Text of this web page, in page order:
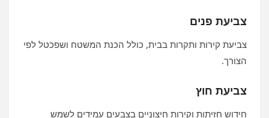
צביעת פנים
צביעת קירות ותקרות בבית, כולל הכנת המשטח ושפכטל לפי
הצורך.
צביעת חוץ
חידוש חזיתות וקירות חיצוניים בצבעים עמידים לשמש